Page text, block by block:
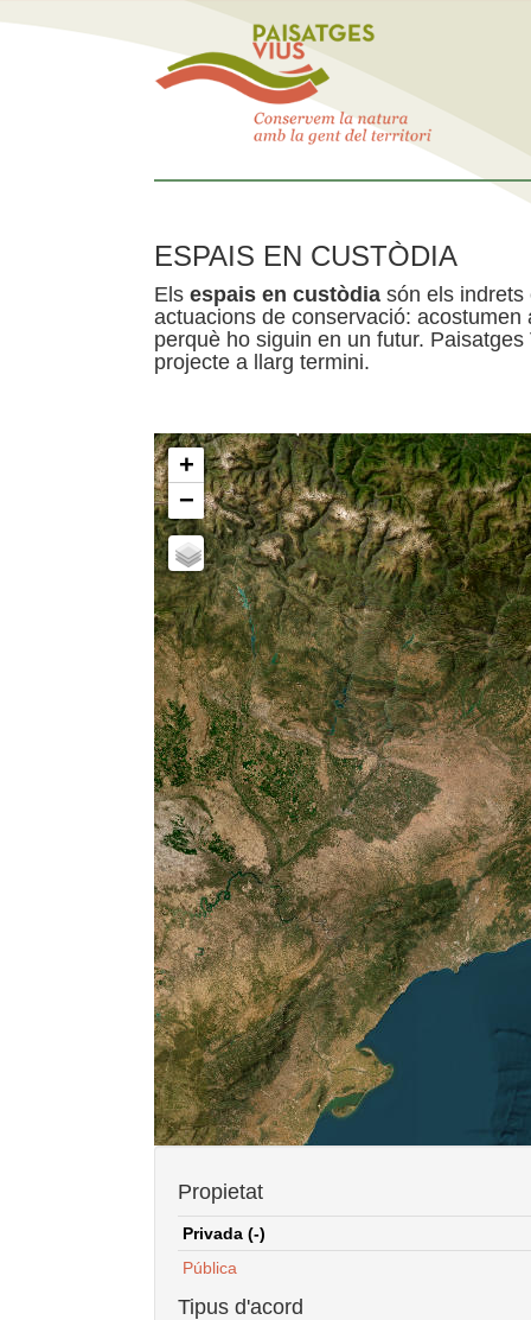
ESPAIS EN CUSTÒDIA
Els espais en custòdia són els indrets
actuacions de conservació:
perquè ho siguin en un futur.
projecte a llarg termini.
+
−
Propietat
Privada (-)
Pública
Tipus d'acord